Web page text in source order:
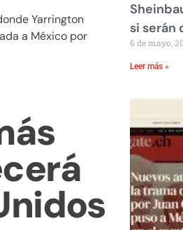
Yarrington
a México por
si serán
6 de mayo,
Leer más »